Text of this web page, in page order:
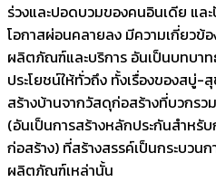
ร่วงและปอดบวมของคนอินเดีย แ
โอกาสผ่อนคลายลง มีความเกี่ยวข้
ผลิตภัณฑ์และบริการ อันเป็นบทบา
ประโยชน์ให้ทั่วถึง ทั้งเรื่องของสบู่-
สร้างบ้านจากวัสดุก่อสร้างที่บวกร
(อันเป็นการสร้างหลักประกันสำหรั
ก่อสร้าง) ที่สร้างสรรค์เป็นกระบวน
ผลิตภัณฑ์เหล่านั้น